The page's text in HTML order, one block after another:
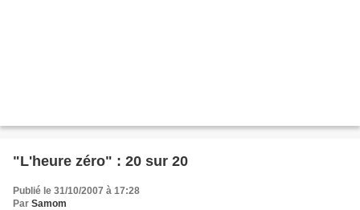
"L'heure zéro" : 20 sur 20
Publié le 31/10/2007 à 17:28
Par Samom